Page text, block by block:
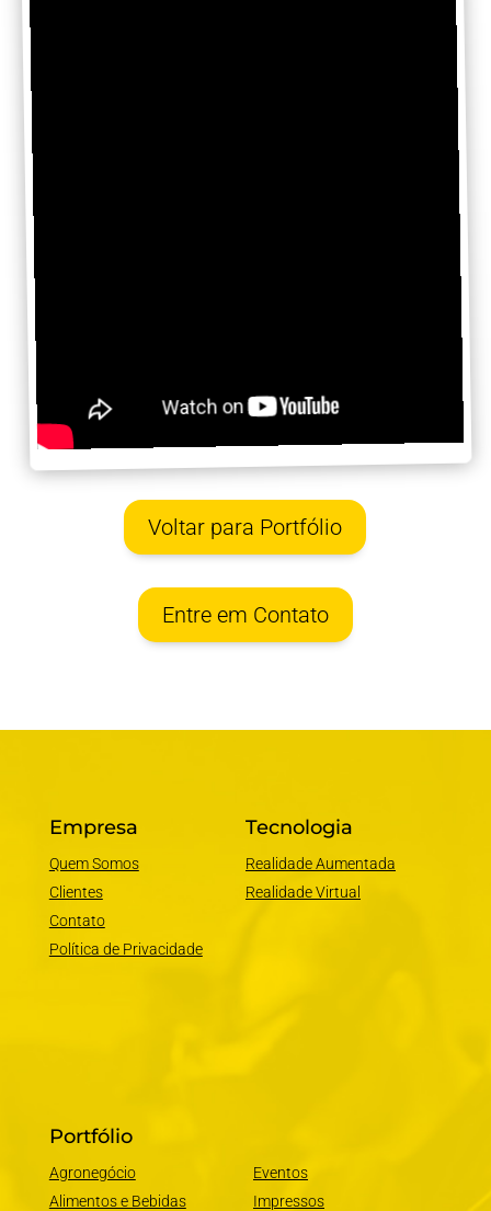
Voltar para Portfólio
Entre em Contato
Empresa
Quem Somos
Clientes
Contato
Política de Privacidade
Tecnologia
Realidade Aumentada
Realidade Virtual
Portfólio
Agronegócio
Alimentos e Bebidas
Eventos
Impressos